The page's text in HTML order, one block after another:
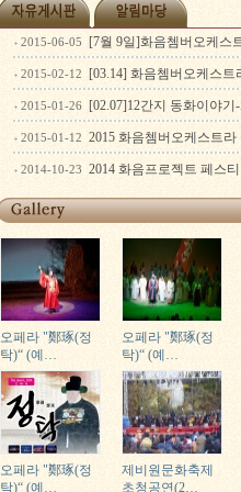
2015-06-05 [7월 9일]화음쳄버오케스
2015-02-12 [03.14] 화음쳄버오케스
2015-01-26 [02.07]12간지 동화이야
2015-01-12 2015 화음쳄버오케스트
2014-10-23 2014 화음프로젝트 페스
오페라 "鄭琢(정
탁)“ (예…
오페라 "鄭琢(정
탁)“ (예…
오페라 "鄭琢(정
탁)“ (예…
제비원문화축제
초청공연(2…